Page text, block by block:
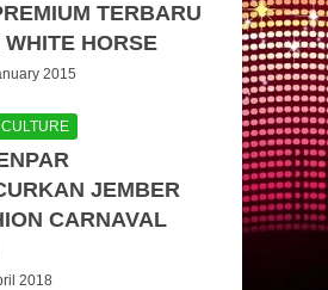
TERBARU
WHITE HORSE
2015
JEMBER
CARNAVAL
2018